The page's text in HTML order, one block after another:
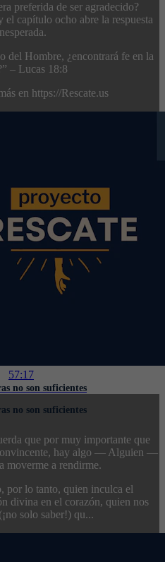
preferida de ser agradecido?
el capítulo ocho abre la respuesta
Hombre, ¿encontrará fe en la
– Lucas 18:8
en https://Rescate.us
57:17
no son suficientes
no son suficientes
que por muy importante que
hay algo — Alguien —
moverme a rendirme.
por lo tanto, quien inculca el
divina en el corazón, quien nos
solo saber!) qu...